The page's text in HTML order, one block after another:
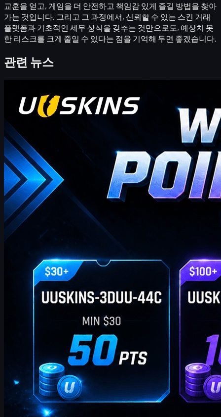
교훈을 얻고, 게임을 더 안전하고 책임감 있게 즐길 방법을 찾아
가는 것입니다. 그리고 그 과정에서, 신뢰할 수 있는 스킨 거래
플랫폼과 기초적인 세무 상식을 갖추는 것만으로도, 예상치 못
한 리스크를 크게 줄일 수 있다는 점을 기억해 두면 좋겠습니다.
관련 뉴스
안녕하세요, CS2 트레이더 여러분! 주간 보너스 블로
그에 오신 것을 환영합니다!
이곳에서 이번 주 최신이고 가장 포괄적인 UUSKINS 기프트 포
인트 코드를 찾을 수 있습니다. 저희는 이 페이지를 매주 업데이
트하여 추가 기프트 포인트를 제공합니다. 주문이 해당 금액을
충족하는 한 아래 코드를 사용하여 포인트를 받고 스토어에서
좋아하는 CS2 스킨으로 교환할 수 있습니다!
4월 20, 2026